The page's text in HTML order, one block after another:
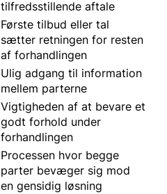
tilfredsstillende aftale
Første tilbud eller tal
sætter retningen for resten
af forhandlingen
Ulig adgang til information
mellem parterne
Vigtigheden af at bevare et
godt forhold under
forhandlingen
Processen hvor begge
parter bevæger sig mod
en gensidig løsning